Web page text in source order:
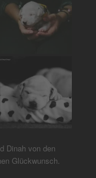
Dinah von den
Glückwunsch.